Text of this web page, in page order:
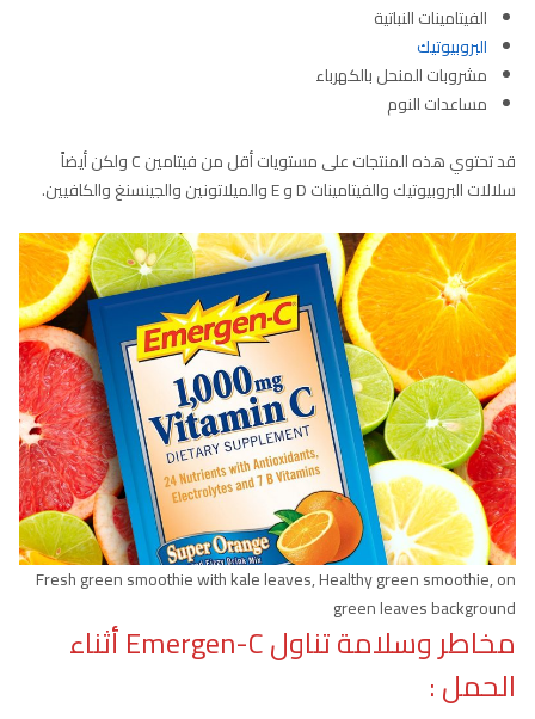
الفيتامينات النباتية
البروبيوتيك
مشروبات المنحل بالكهرباء
مساعدات النوم
قد تحتوي هذه المنتجات على مستويات أقل من فيتامين C ولكن أيضاً
سلالات البروبيوتيك والفيتامينات D و E والميلاتونين والجينسنغ والكافيين.
Fresh green smoothie with kale leaves, Healthy green smoothie, on
green leaves background
مخاطر وسلامة تناول Emergen-C أثناء
الحمل :